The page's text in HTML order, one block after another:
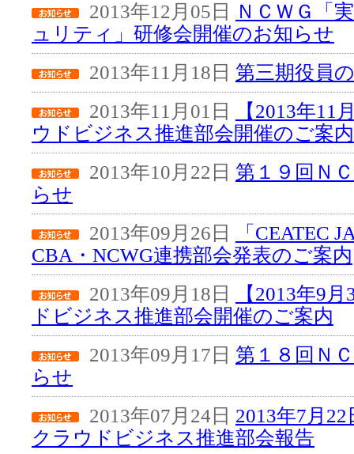
2013年12月05日
ＮＣＷＧ「
ュリティ」研修会開催のお知らせ
2013年11月18日 第三期役員
2013年11月01日
【2013年11
ウドビジネス推進部会開催のご案内
2013年10月22日 第１９回Ｎ
らせ
2013年09月26日
「CEATEC
CBA・NCWG連携部会発表のご案内
2013年09月18日
【2013年9
ドビジネス推進部会開催のご案内
2013年09月17日 第１８回Ｎ
らせ
2013年07月24日 2013年7月
クラウドビジネス推進部会報告